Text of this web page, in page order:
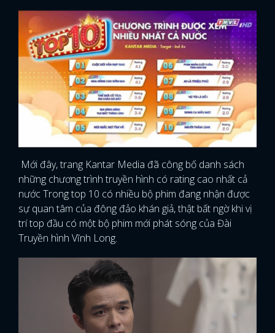
Mới đây, trang Kantar Media đã công bố danh sách
những chương trình truyền hình có rating cao nhất cả
nước Trong top 10 có nhiều bộ phim đang nhận được
sự quan tâm của đông đảo khán giả, thật bất ngờ khi vị
trí top đầu có một bộ phim mới phát sóng của Đài
Truyền hình Vĩnh Long.